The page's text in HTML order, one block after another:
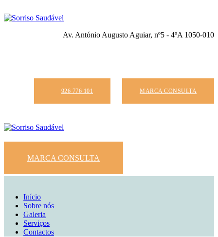
Av. António Augusto Aguiar, nº5 - 4ºA 1050-010
926 776 101 MARCA CONSULTA
MARCA CONSULTA
Início
Sobre nós
Galeria
Serviços
Contactos